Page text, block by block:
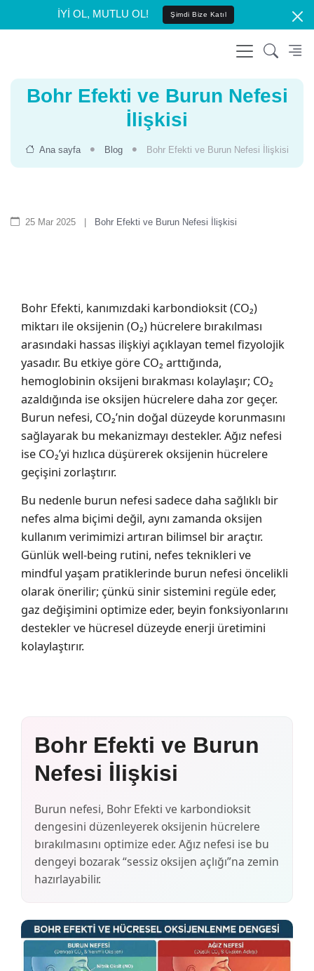
İYİ OL, MUTLU OL! Şimdi Bize Katıl
Bohr Efekti ve Burun Nefesi
İlişkisi
Ana sayfa Blog Bohr Efekti ve Burun Nefesi İlişkisi
25 Mar 2025 Bohr Efekti ve Burun Nefesi İlişkisi
Bohr Efekti, kanımızdaki karbondioksit (CO₂)
miktarı ile oksijenin (O₂) hücrelere bırakılması
arasındaki hassas ilişkiyi açıklayan temel fizyolojik
yasadır. Bu etkiye göre CO₂ arttığında,
hemoglobinin oksijeni bırakması kolaylaşır; CO₂
azaldığında ise oksijen hücrelere daha zor geçer.
Burun nefesi, CO₂’nin doğal düzeyde korunmasını
sağlayarak bu mekanizmayı destekler. Ağız nefesi
ise CO₂’yi hızlıca düşürerek oksijenin hücrelere
geçişini zorlaştırır.
Bu nedenle burun nefesi sadece daha sağlıklı bir
nefes alma biçimi değil, aynı zamanda oksijen
kullanım verimimizi artıran bilimsel bir araçtır.
Günlük well-being rutini, nefes teknikleri ve
mindful yaşam pratiklerinde burun nefesi öncelikli
olarak önerilir; çünkü sinir sistemini regüle eder,
gaz değişimini optimize eder, beyin fonksiyonlarını
destekler ve hücresel düzeyde enerji üretimini
kolaylaştırır.
Bohr Efekti ve Burun
Nefesi İlişkisi
Burun nefesi, Bohr Efekti ve karbondioksit
dengesini düzenleyerek oksijenin hücrelere
bırakılmasını optimize eder. Ağız nefesi ise bu
dengeyi bozarak “sessiz oksijen açlığı”na zemin
hazırlayabilir.